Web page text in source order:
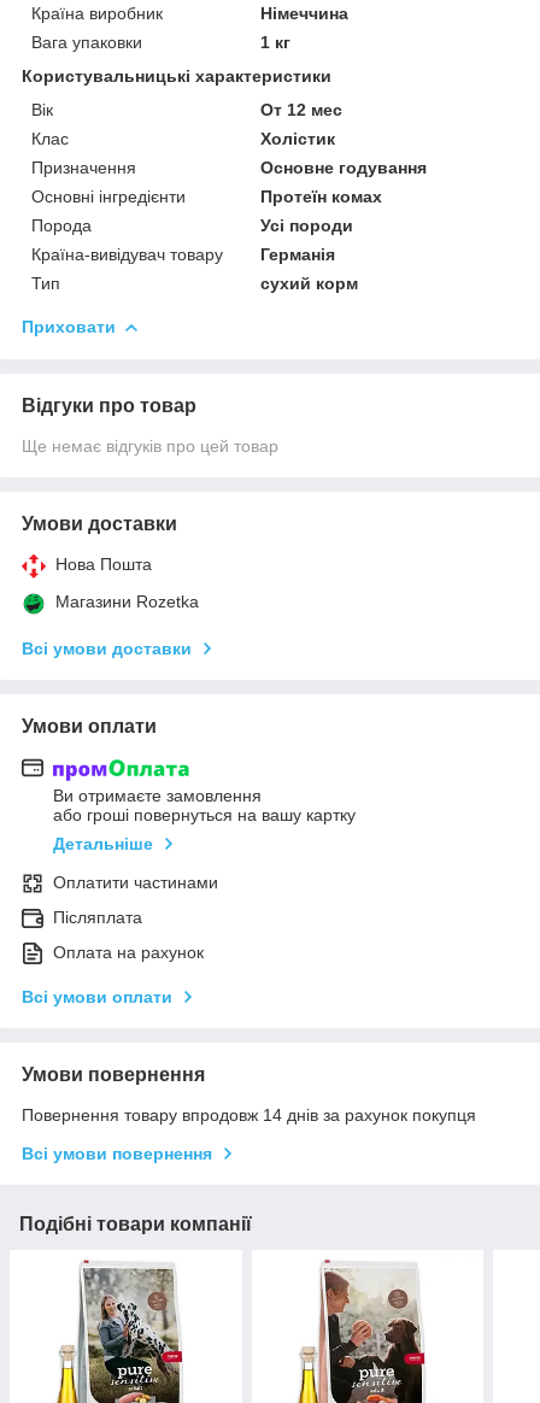
Країна виробник
Німеччина
Вага упаковки
1 кг
Користувальницькі характеристики
Вік
От 12 мес
Клас
Холістик
Призначення
Основне годування
Основні інгредієнти
Протеїн комах
Порода
Усі породи
Країна-вивідувач товару
Германія
Тип
сухий корм
Приховати
Відгуки про товар
Ще немає відгуків про цей товар
Умови доставки
Нова Пошта
Магазини Rozetka
Всі умови доставки
Умови оплати
Ви отримаєте замовлення
або гроші повернуться на вашу картку
Детальніше
Оплатити частинами
Післяплата
Оплата на рахунок
Всі умови оплати
Умови повернення
Повернення товару впродовж 14 днів за рахунок покупця
Всі умови повернення
Подібні товари компанії